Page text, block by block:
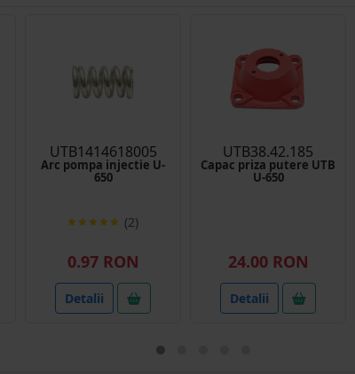
UTB1414618005
Arc pompa injectie U-
650
(2)
0.97 RON
Detalii
UTB38.42.185
Capac priza putere UTB
U-650
24.00 RON
Detalii